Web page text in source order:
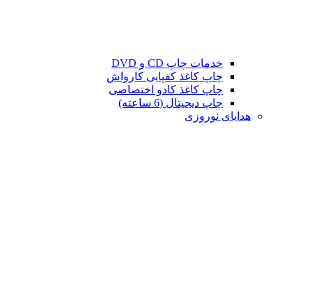
خدمات چاپ CD و DVD
چاپ کاغذ کفپایی کارواش
چاپ کاغذ کادو اختصاصی
چاپ دیجیتال (6 ساعته)
هدایای نوروزی